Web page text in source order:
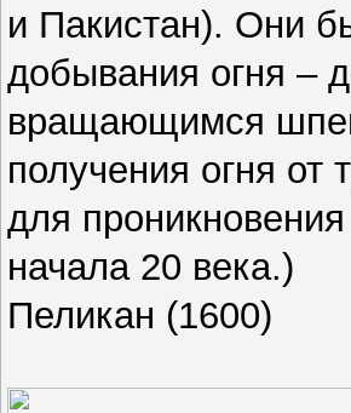
и Пакистан). Они
добывания огня –
вращающимся
получения огня
для
начала 20 века.)
Пеликан (1600)